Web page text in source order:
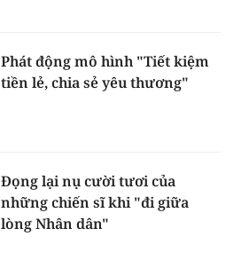
Phát động mô hình "Tiết kiệm
tiền lẻ, chia sẻ yêu thương"
Đọng lại nụ cười tươi của
những chiến sĩ khi "đi giữa
lòng Nhân dân"